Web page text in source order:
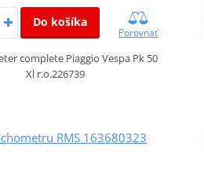
Do košíka
Porovnať
complete Piaggio Vespa Pk 50
Xl r.o.226739
RMS 163680323